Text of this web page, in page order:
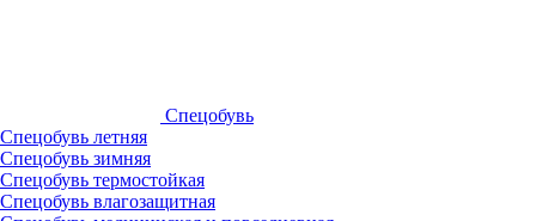
Спецобувь
Спецобувь летняя
Спецобувь зимняя
Спецобувь термостойкая
Спецобувь влагозащитная